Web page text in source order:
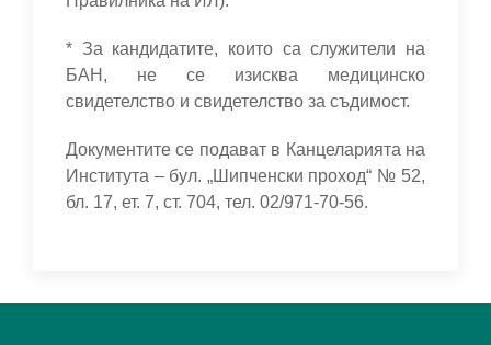
* За кандидатите, които са служители на
БАН, не се изисква медицинско
свидетелство и свидетелство за съдимост.
Документите се подават в Канцеларията на
Института – бул. „Шипченски проход“ № 52,
бл. 17, ет. 7, ст. 704, тел. 02/971-70-56.